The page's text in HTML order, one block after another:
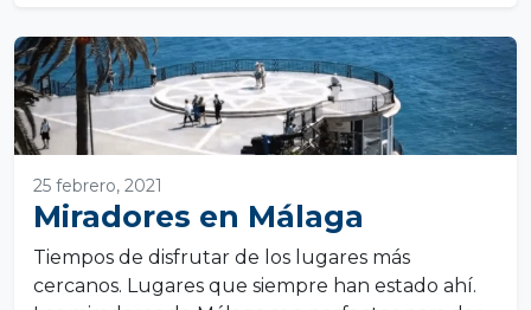
25 febrero, 2021
Miradores en Málaga
Tiempos de disfrutar de los lugares más
cercanos. Lugares que siempre han estado ahí.